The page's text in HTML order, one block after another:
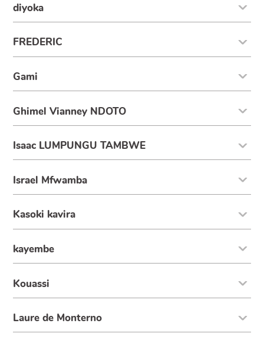
diyoka
FREDERIC
Gami
Ghimel Vianney NDOTO
Isaac LUMPUNGU TAMBWE
Israel Mfwamba
Kasoki kavira
kayembe
Kouassi
Laure de Monterno